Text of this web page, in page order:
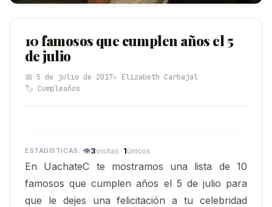
10 famosos que cumplen años el 5
de julio
📅 5 de julio de 2017✍️ Elizabeth Carbajal
🏷️ Cumpleaños
👁3visitas · 1únicos
En UachateC te mostramos una lista de 10
famosos que cumplen años el 5 de julio para
que le dejes una felicitación a tu celebridad